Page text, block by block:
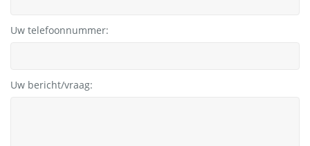
Uw telefoonnummer:
Uw bericht/vraag: